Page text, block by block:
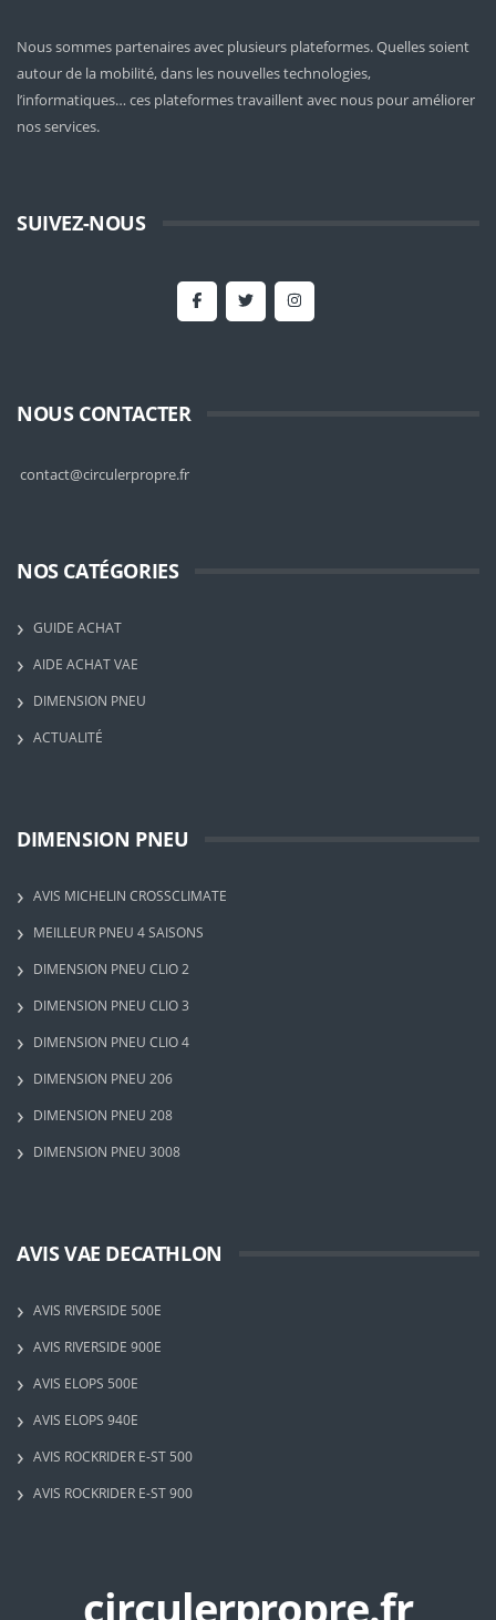
Nous sommes partenaires avec plusieurs plateformes. Quelles soient
autour de la mobilité, dans les nouvelles technologies,
l’informatiques… ces plateformes travaillent avec nous pour améliorer
nos services.
SUIVEZ-NOUS
NOUS CONTACTER
contact@circulerpropre.fr
NOS CATÉGORIES
GUIDE ACHAT
AIDE ACHAT VAE
DIMENSION PNEU
ACTUALITÉ
DIMENSION PNEU
AVIS MICHELIN CROSSCLIMATE
MEILLEUR PNEU 4 SAISONS
DIMENSION PNEU CLIO 2
DIMENSION PNEU CLIO 3
DIMENSION PNEU CLIO 4
DIMENSION PNEU 206
DIMENSION PNEU 208
DIMENSION PNEU 3008
AVIS VAE DECATHLON
AVIS RIVERSIDE 500E
AVIS RIVERSIDE 900E
AVIS ELOPS 500E
AVIS ELOPS 940E
AVIS ROCKRIDER E-ST 500
AVIS ROCKRIDER E-ST 900
circulerpropre.fr